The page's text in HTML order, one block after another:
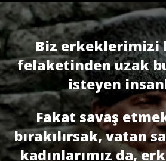
Biz erkeklerimizi
felaketinden uzak
isteyen
Fakat savaş
bırakılırsak, vatan
kadınlarımız da,